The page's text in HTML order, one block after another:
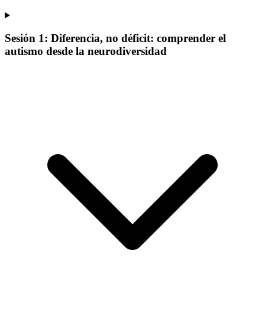
Sesión 1: Diferencia, no déficit: comprender el
autismo desde la neurodiversidad